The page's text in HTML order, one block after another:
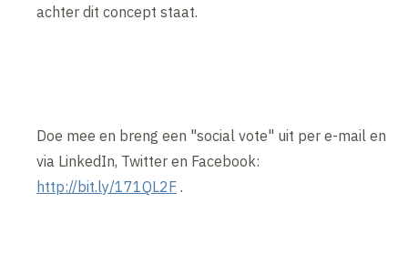
achter dit concept staat.
Doe mee en breng een "social vote" uit per e-mail en
via LinkedIn, Twitter en Facebook:
http://bit.ly/171QL2F .